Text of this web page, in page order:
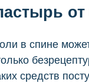
в спине
средств